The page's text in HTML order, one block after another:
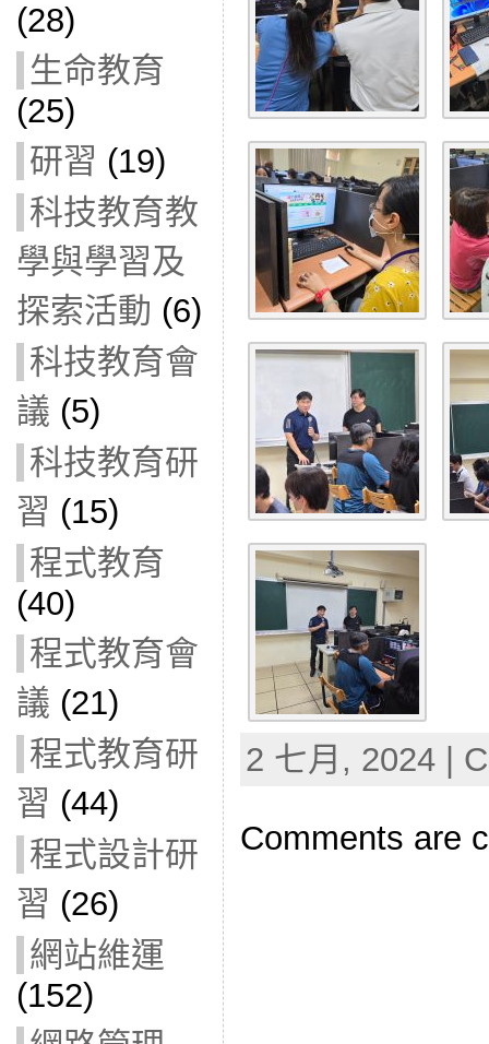
(28)
生命教育
(25)
研習 (19)
科技教育教
學與學習及
探索活動 (6)
科技教育會
議 (5)
科技教育研
習 (15)
程式教育
(40)
程式教育會
議 (21)
程式教育研
習 (44)
程式設計研
習 (26)
網站維運
(152)
2 七月, 2024 |
Comments are